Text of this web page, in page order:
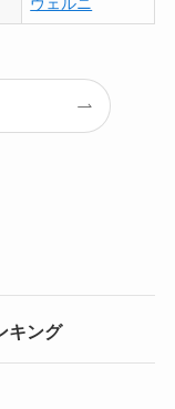
ヴェルニ
キング